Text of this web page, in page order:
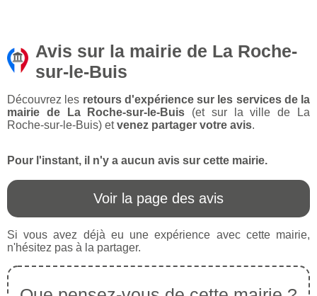
Avis sur la mairie de La Roche-
sur-le-Buis
Découvrez les retours d'expérience sur les services de la
mairie de La Roche-sur-le-Buis (et sur la ville de La
Roche-sur-le-Buis) etvenez partager votre avis.
Pour l'instant, il n'y a aucun avis sur cette mairie.
Voir la page des avis
Si vous avez déjà eu une expérience avec cette mairie,
n'hésitez pas à la partager.